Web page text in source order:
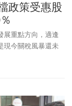
政策受惠股
展重點方向，適逢
現今關稅風暴還未